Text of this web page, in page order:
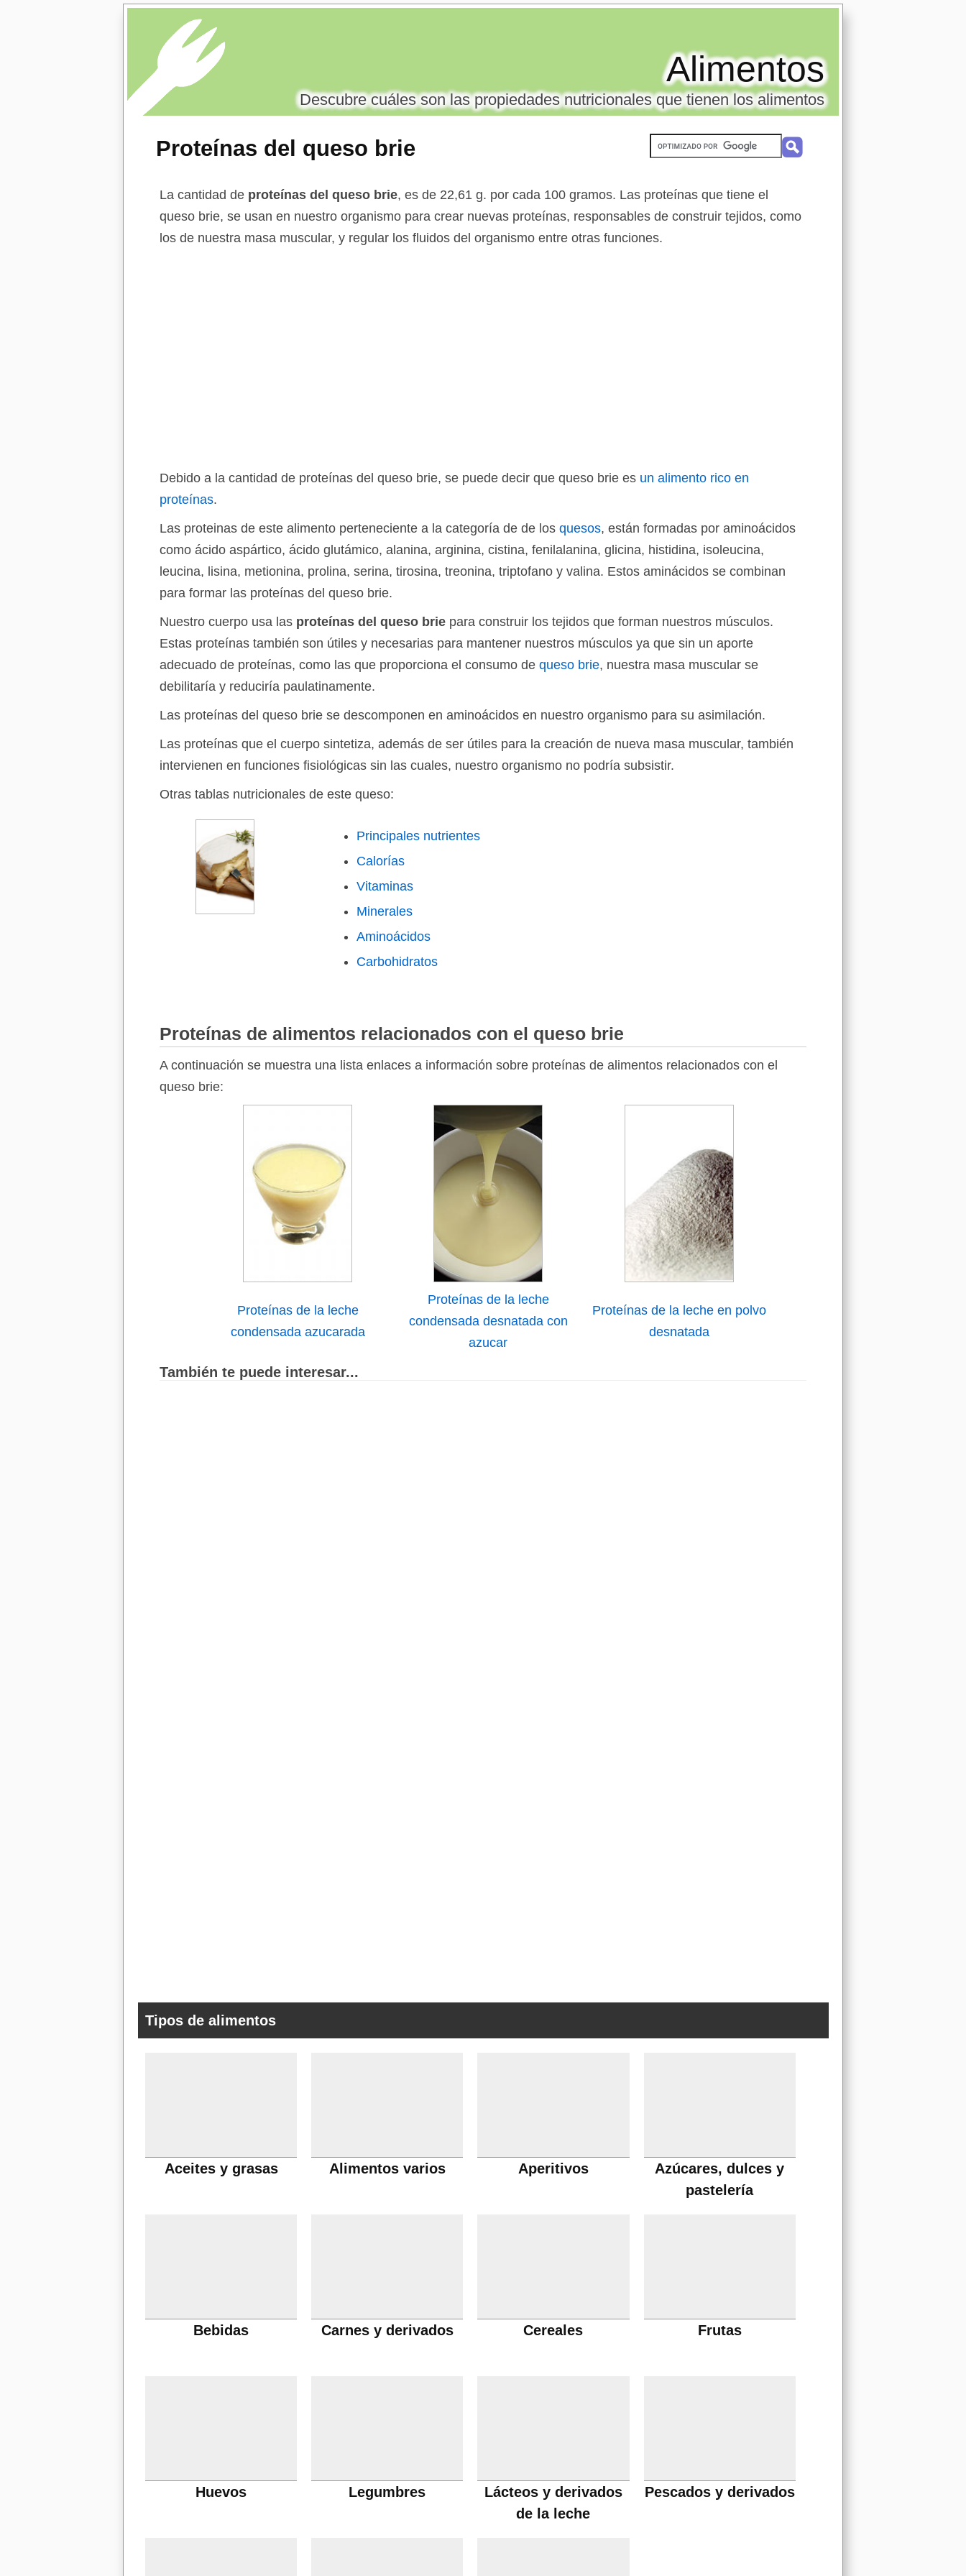
Proteínas del queso brie
Alimentos
Descubre cuáles son las propiedades nutricionales que tienen los alimentos
La cantidad de proteínas del queso brie, es de 22,61 g. por cada 100 gramos. Las proteínas que tiene el
queso brie, se usan en nuestro organismo para crear nuevas proteínas, responsables de construir tejidos, como
los de nuestra masa muscular, y regular los fluidos del organismo entre otras funciones.
Debido a la cantidad de proteínas del queso brie, se puede decir que queso brie es un alimento rico en
proteínas.
Las proteinas de este alimento perteneciente a la categoría de de los quesos, están formadas por aminoácidos
como ácido aspártico, ácido glutámico, alanina, arginina, cistina, fenilalanina, glicina, histidina, isoleucina,
leucina, lisina, metionina, prolina, serina, tirosina, treonina, triptofano y valina. Estos aminácidos se combinan
para formar las proteínas del queso brie.
Nuestro cuerpo usa las proteínas del queso brie para construir los tejidos que forman nuestros músculos.
Estas proteínas también son útiles y necesarias para mantener nuestros músculos ya que sin un aporte
adecuado de proteínas, como las que proporciona el consumo de queso brie, nuestra masa muscular se
debilitaría y reduciría paulatinamente.
Las proteínas del queso brie se descomponen en aminoácidos en nuestro organismo para su asimilación.
Las proteínas que el cuerpo sintetiza, además de ser útiles para la creación de nueva masa muscular, también
intervienen en funciones fisiológicas sin las cuales, nuestro organismo no podría subsistir.
Otras tablas nutricionales de este queso:
Principales nutrientes
Calorías
Vitaminas
Minerales
Aminoácidos
Carbohidratos
Proteínas de alimentos relacionados con el queso brie
A continuación se muestra una lista enlaces a información sobre proteínas de alimentos relacionados con el
queso brie:
Proteínas de la leche
condensada azucarada
Proteínas de la leche
condensada desnatada con
azucar
Proteínas de la leche en polvo
desnatada
También te puede interesar...
Tipos de alimentos
Aceites y grasas Alimentos varios Aperitivos
Azúcares, dulces y
pastelería
Bebidas Carnes y derivados Cereales Frutas
Huevos Legumbres
Lácteos y derivados
de la leche
Pescados y derivados